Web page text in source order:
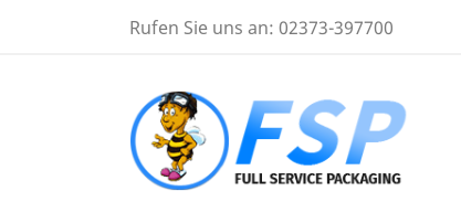
Rufen Sie uns an: 02373-397700